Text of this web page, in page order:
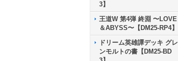
3】
王道W 第4弾 終淵 〜LOVE
＆ABYSS〜【DM25-RP4】
ドリーム英雄譚デッキ グレ
ンモルトの書【DM25-BD